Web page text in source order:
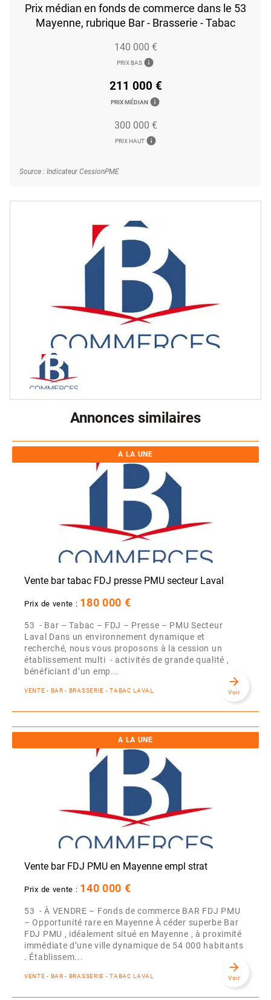
Prix médian en fonds de commerce dans le 53
Mayenne, rubrique Bar - Brasserie - Tabac
140 000 €
PRIX BAS info
211 000 €
PRIX MÉDIAN info
300 000 €
PRIX HAUT info
Source : Indicateur CessionPME
Annonces similaires
A LA UNE
Vente bar tabac FDJ presse PMU secteur Laval
Prix de vente : 180 000 €
53 - Bar – Tabac – FDJ – Presse – PMU Secteur
Laval Dans un environnement dynamique et
recherché, nous vous proposons à la cession un
établissement multi - activités de grande qualité ,
bénéficiant d’un emp...
VENTE - BAR - BRASSERIE - TABAC LAVAL
arrow_forward
Voir
A LA UNE
Vente bar FDJ PMU en Mayenne empl strat
Prix de vente : 140 000 €
53 - À VENDRE – Fonds de commerce BAR FDJ PMU
– Opportunité rare en Mayenne À céder superbe Bar
FDJ PMU , idéalement situé en Mayenne , à proximité
immédiate d’une ville dynamique de 54 000 habitants
. Établissem...
VENTE - BAR - BRASSERIE - TABAC LAVAL
arrow_forward
Voir